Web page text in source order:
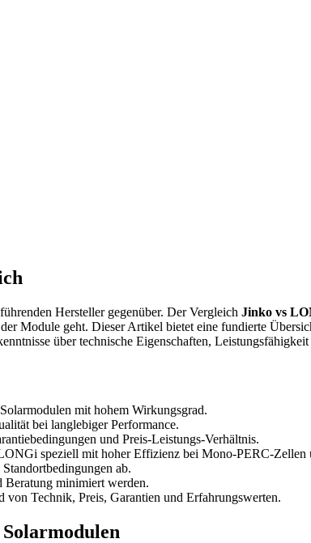
Hersteller gegenüber. Der Vergleich Jinko vs
Module geht. Dieser Artikel bietet eine fundierte
über technische Eigenschaften,
mit hohem Wirkungsgrad.
bei langlebiger Performance.
und Preis-Leistungs-Verhältnis.
speziell mit hoher Effizienz bei Mono-PERC-Zellen
ab.
Beratung minimiert werden.
von Technik, Preis, Garantien und Erfahrungswerten.